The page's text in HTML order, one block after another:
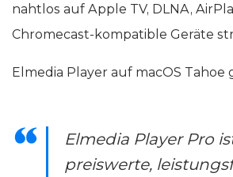
nahtlos auf Apple TV, DLNA,
Chromecast-kompatible Geräte
Elmedia Player auf macOS Tahoe
Elmedia Player Pro
preiswerte,